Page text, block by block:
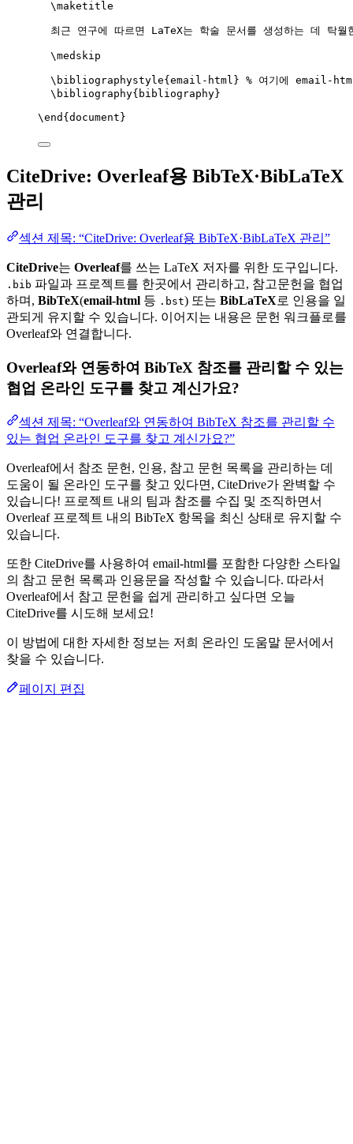
\maketitle
최근 연구에 따르면 LaTeX는 학술 문서를 생성하는 데 탁
\medskip
\bibliographystyle{email-html} % 여기에 email-
\bibliography{bibliography}
\end { document }
CiteDrive: Overleaf용 BibTeX·BibLaTeX
관리
섹션 제목: “CiteDrive: Overleaf용 BibTeX·BibLaTeX 관리”
CiteDrive는 Overleaf를 쓰는 LaTeX 저자를 위한 도구입니다.
.bib 파일과 프로젝트를 한곳에서 관리하고, 참고문헌을 협업
하며, BibTeX(email-html 등 .bst) 또는 BibLaTeX로 인용을 일
관되게 유지할 수 있습니다. 이어지는 내용은 문헌 워크플로를
Overleaf와 연결합니다.
Overleaf와 연동하여 BibTeX 참조를 관리할 수 있는
협업 온라인 도구를 찾고 계신가요?
섹션 제목: “Overleaf와 연동하여 BibTeX 참조를 관리할 수
있는 협업 온라인 도구를 찾고 계신가요?”
Overleaf에서 참조 문헌, 인용, 참고 문헌 목록을 관리하는 데
도움이 될 온라인 도구를 찾고 있다면, CiteDrive가 완벽할 수
있습니다! 프로젝트 내의 팀과 참조를 수집 및 조직하면서
Overleaf 프로젝트 내의 BibTeX 항목을 최신 상태로 유지할 수
있습니다.
또한 CiteDrive를 사용하여 email-html를 포함한 다양한 스타일
의 참고 문헌 목록과 인용문을 작성할 수 있습니다. 따라서
Overleaf에서 참고 문헌을 쉽게 관리하고 싶다면 오늘
CiteDrive를 시도해 보세요!
이 방법에 대한 자세한 정보는 저희 온라인 도움말 문서에서
찾을 수 있습니다.
페이지 편집